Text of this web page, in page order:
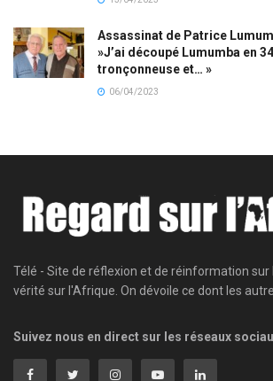
Assassinat de Patrice
»J’ai découpé Lumumba en
tronçonneuse et… »
06/04/2023
Télé - Site de réflexion et de réinformation
vérité sur l'Afrique. On dévoile ce dont les
Suivez nous en direct sur les réseaux